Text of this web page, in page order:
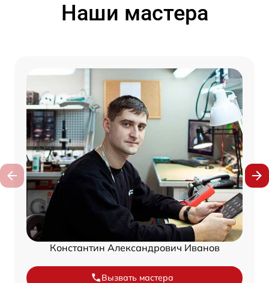
Наши мастера
Константин Александрович Иванов
Вызвать мастера